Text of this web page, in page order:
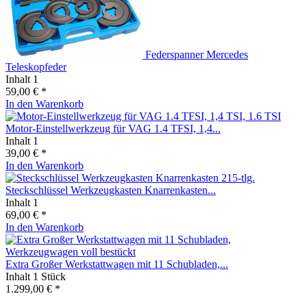
Federspanner Mercedes
Teleskopfeder
Inhalt 1
59,00 € *
In den Warenkorb
Motor-Einstellwerkzeug für VAG 1.4 TFSI, 1,4...
Inhalt 1
39,00 € *
In den Warenkorb
Steckschlüssel Werkzeugkasten Knarrenkasten...
Inhalt 1
69,00 € *
In den Warenkorb
Extra Großer Werkstattwagen mit 11 Schubladen,...
Inhalt 1 Stück
1.299,00 € *